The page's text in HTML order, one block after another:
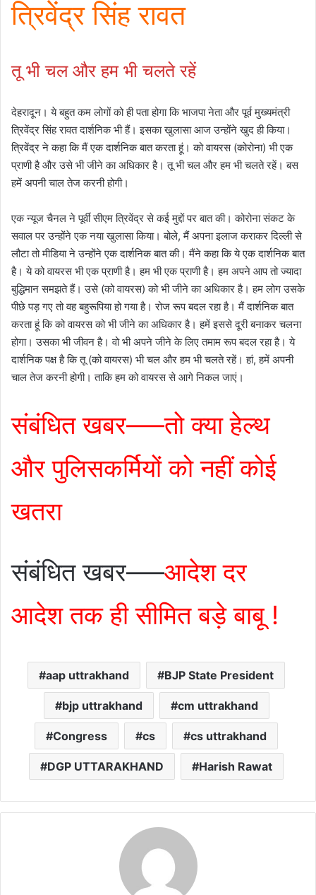
त्रिवेंद्र सिंह रावत
तू भी चल और हम भी चलते रहें
देहरादून। ये बहुत कम लोगों को ही पता होगा कि भाजपा नेता और पूर्व मुख्यमंत्री
त्रिवेंद्र सिंह रावत दार्शनिक भी हैं। इसका खुलासा आज उन्होंने खुद ही किया।
त्रिवेंद्र ने कहा कि मैं एक दार्शनिक बात करता हूं। को वायरस (कोरोना) भी एक
प्राणी है और उसे भी जीने का अधिकार है। तू भी चल और हम भी चलते रहें। बस
हमें अपनी चाल तेज करनी होगी।
एक न्यूज चैनल ने पूर्वी सीएम त्रिवेंद्र से कई मुद्दों पर बात की। कोरोना संकट के
सवाल पर उन्होंने एक नया खुलासा किया। बोले, मैं अपना इलाज कराकर दिल्ली से
लौटा तो मीडिया ने उन्होंने एक दार्शनिक बात की। मैंने कहा कि ये एक दार्शनिक बात
है। ये को वायरस भी एक प्राणी है। हम भी एक प्राणी है। हम अपने आप तो ज्यादा
बुद्धिमान समझते हैं। उसे (को वायरस) को भी जीने का अधिकार है। हम लोग उसके
पीछे पड़ गए तो वह बहुरूपिया हो गया है। रोज रूप बदल रहा है। मैं दार्शनिक बात
करता हूं कि को वायरस को भी जीने का अधिकार है। हमें इससे दूरी बनाकर चलना
होगा। उसका भी जीवन है। वो भी अपने जीने के लिए तमाम रूप बदल रहा है। ये
दार्शनिक पक्ष है कि तू (को वायरस) भी चल और हम भी चलते रहें। हां, हमें अपनी
चाल तेज करनी होगी। ताकि हम को वायरस से आगे निकल जाएं।
संबंधित खबर—–तो क्या हेल्थ
और पुलिसकर्मियों को नहीं कोई
खतरा
संबंधित खबर—–आदेश दर
आदेश तक ही सीमित बड़े बाबू !
aap uttrakhand BJP State President
bjp uttrakhand cm uttrakhand
Congress cs cs uttrakhand
DGP UTTARAKHAND Harish Rawat